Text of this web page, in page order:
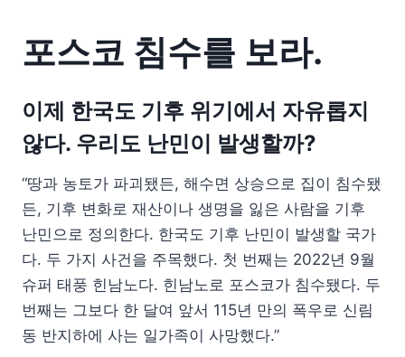
포스코 침수를 보라.
이제 한국도 기후 위기에서 자유롭지
않다. 우리도 난민이 발생할까?
“땅과 농토가 파괴됐든, 해수면 상승으로 집이 침수됐
든, 기후 변화로 재산이나 생명을 잃은 사람을 기후
난민으로 정의한다. 한국도 기후 난민이 발생할 국가
다. 두 가지 사건을 주목했다. 첫 번째는 2022년 9월
슈퍼 태풍 힌남노다. 힌남노로 포스코가 침수됐다. 두
번째는 그보다 한 달여 앞서 115년 만의 폭우로 신림
동 반지하에 사는 일가족이 사망했다.”